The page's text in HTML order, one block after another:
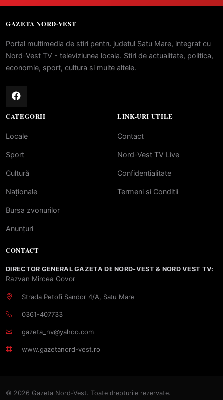
GAZETA NORD-VEST
Portal multimedia de stiri pentru judetul Satu Mare, integrat cu
Nord-Vest TV - televiziunea locala. Stiri de actualitate, politica,
economie, sport, cultura si multe altele.
CATEGORII
Locale
Sport
Cultură
Naționale
Bursa zvonurilor
Anunțuri
LINK-URI UTILE
Contact
Nord-Vest TV Live
Confidentialitate
Termeni si Conditii
CONTACT
DIRECTOR GENERAL GAZETA DE NORD-VEST & NORD VEST TV:
Razvan Mircea Govor
Strada Petofi Sandor 4/A, Satu Mare
0361-407733
gazeta_nv@yahoo.com
www.gazetanord-vest.ro
© 2026 Gazeta Nord-Vest. Toate drepturile rezervate.